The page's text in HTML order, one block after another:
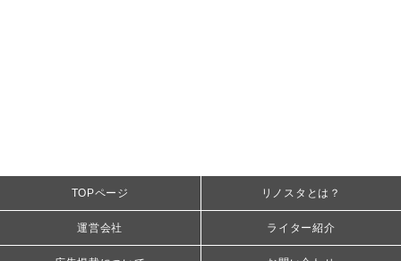
TOPページ リノスタとは？
運営会社 ライター紹介